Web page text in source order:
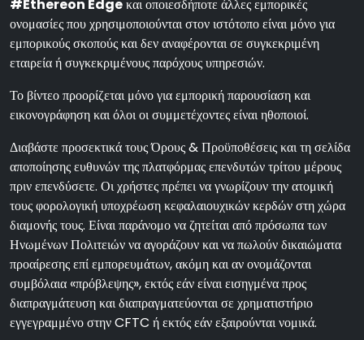
#Ethereon Edgeκαι οποιεσδήποτε άλλες εμπορικές
ονομασίες που χρησιμοποιούνται στον ιστότοπο είναι μόνο για
εμπορικούς σκοπούς και δεν αναφέρονται σε συγκεκριμένη
εταιρεία ή συγκεκριμένους παρόχους υπηρεσιών.
Το βίντεο προορίζεται μόνο για εμπορική παρουσίαση και
εικονογράφηση και όλοι οι συμμετέχοντες είναι ηθοποιοί.
Διαβάστε προσεκτικά τους Όρους & Προϋποθέσεις και τη σελίδα
αποποίησης ευθυνών της πλατφόρμας επενδυτών τρίτου μέρους
πριν επενδύσετε. Οι χρήστες πρέπει να γνωρίζουν την ατομική
τους φορολογική υποχρέωση κεφαλαιουχικών κερδών στη χώρα
διαμονής τους. Είναι παράνομο να ζητείται από πρόσωπα των
Ηνωμένων Πολιτειών να αγοράζουν και να πωλούν δικαιώματα
προαίρεσης επί εμπορευμάτων, ακόμη και αν ονομάζονται
συμβόλαια «πρόβλεψης», εκτός εάν είναι εισηγμένα προς
διαπραγμάτευση και διαπραγματεύονται σε χρηματιστήριο
εγγεγραμμένο στην CFTC ή εκτός εάν εξαιρούνται νομικά.